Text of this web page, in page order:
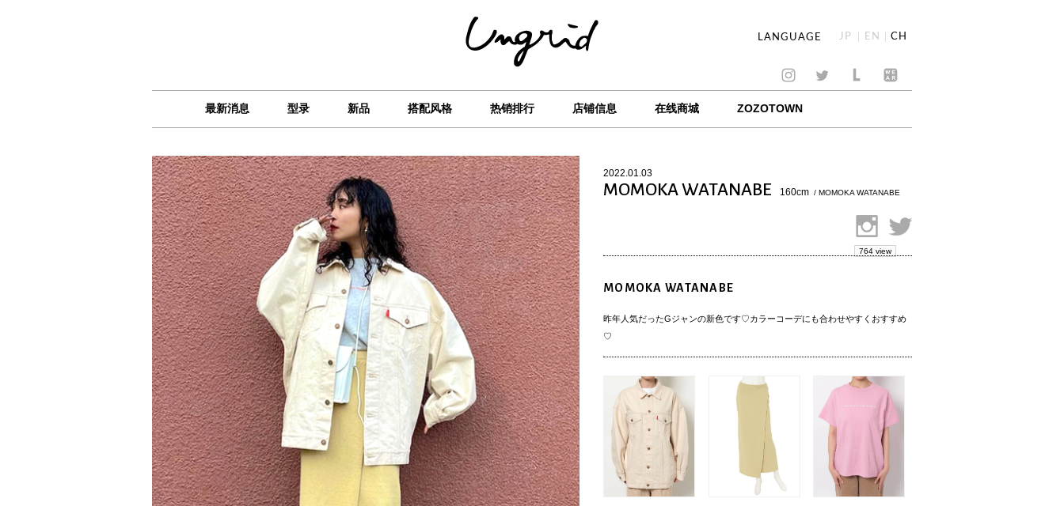
LANGUAGE JP EN CH
最新消息 型录 新品 搭配风格 热销排行 店铺信息 在线商城 ZOZOTOWN
2022.01.03
MOMOKA WATANABE 160cm / MOMOKA WATANABE
764 view
MOMOKA WATANABE
昨年人気だったGジャンの新色です♡カラーコーデにも合わせやすくおすすめ
♡